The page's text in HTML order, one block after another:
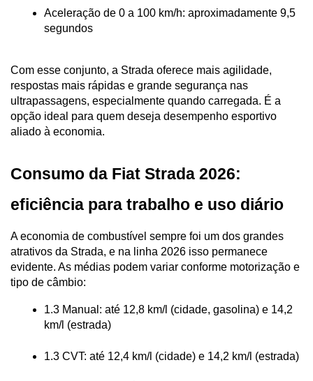
Aceleração de 0 a 100 km/h: aproximadamente 9,5
segundos
Com esse conjunto, a Strada oferece mais agilidade,
respostas mais rápidas e grande segurança nas
ultrapassagens, especialmente quando carregada. É a
opção ideal para quem deseja desempenho esportivo
aliado à economia.
Consumo da Fiat Strada 2026:
eficiência para trabalho e uso diário
A economia de combustível sempre foi um dos grandes
atrativos da Strada, e na linha 2026 isso permanece
evidente. As médias podem variar conforme motorização e
tipo de câmbio:
1.3 Manual: até 12,8 km/l (cidade, gasolina) e 14,2
km/l (estrada)
1.3 CVT: até 12,4 km/l (cidade) e 14,2 km/l (estrada)